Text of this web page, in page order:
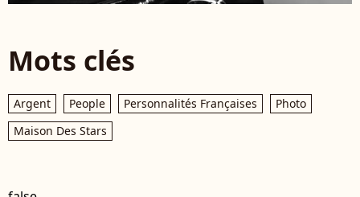
Mots clés
Argent People Personnalités Françaises
Photo
Maison Des Stars